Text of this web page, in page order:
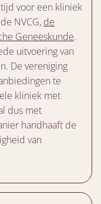
voor een kliniek
NVCG, de
Geneeskunde.
uitvoering van
De vereniging
te
kliniek met
dus met
handhaaft de
van